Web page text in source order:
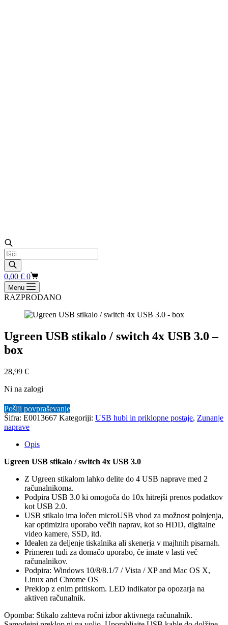
Products
search
Shopping
cart
0,00 € 0
Menu
RAZPRODANO
Ugreen USB stikalo / switch 4x USB 3.0 –
box
28,99 €
Ni na zalogi
Pošlji povpraševanje
Šifra: E0013667 Kategoriji: USB hubi in priklopne postaje, Zunanje
naprave
Opis
Ugreen USB stikalo / switch 4x USB 3.0
Z Ugreen stikalom lahko delite do 4 USB naprave med 2
računalnikoma.
Podpira USB 3.0 ki omogoča do 10x hitrejši prenos podatkov
kot USB 2.0.
USB stikalo ima ločen microUSB vhod za možnost polnjenja,
kar optimizira uporabo večih naprav, kot so HDD, digitalne
video kamere, SSD, itd.
Idealen za deljenje tiskalnika ali skenerja v majhnih pisarnah.
Primeren tudi za domačo uporabo, če imate v lasti več
računalnikov.
Podpira: Windows 10/8/8.1/7 / Vista / XP and Mac OS X,
Linux and Chrome OS
Preklop z enim pritiskom. LED indikator pa opozarja na
aktiven računalnik.
Opomba: Stikalo zahteva ročni izbor aktivnega računalnik.